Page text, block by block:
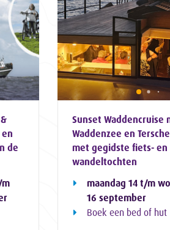
de
Sunset Waddencruise
Waddenzee en
met gegidste fiets- en
wandeltochten
maandag 14 t/m
16 september
Boek een bed of hut